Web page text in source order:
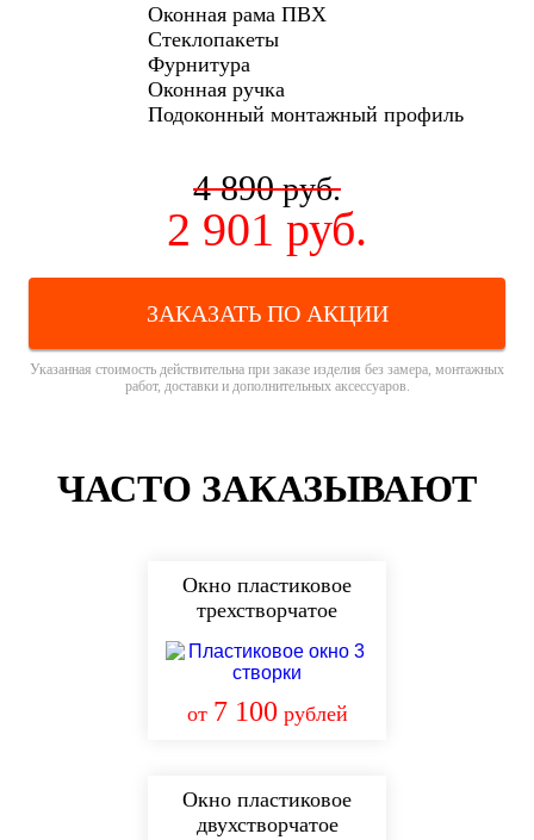
Оконная рама ПВХ
Стеклопакеты
Фурнитура
Оконная ручка
Подоконный монтажный профиль
4 890руб.
2 901 руб.
ЗАКАЗАТЬ ПО АКЦИИ
Указанная стоимость действительна при заказе изделия без замера, монтажных
работ, доставки и дополнительных аксессуаров.
ЧАСТО ЗАКАЗЫВАЮТ
Окно пластиковое
трехстворчатое
от 7 100 рублей
Окно пластиковое
двухстворчатое